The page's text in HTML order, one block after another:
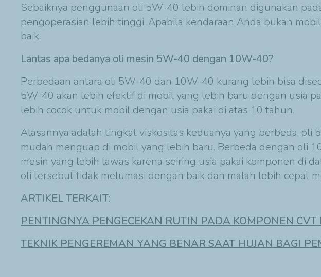
Sebaiknya penggunaan oli 5W-40 lebih dominan digunakan
pengoperasian lebih tinggi. Apabila kendaraan Anda bukan
baik.
Lantas apa bedanya oli mesin 5W-40 dengan 10W-40?
Perbedaan antara oli 5W-40 dan 10W-40 kurang lebih bisa
5W-40 akan lebih efektif di mobil yang lebih baru dengan usia
lebih cocok untuk mobil dengan usia pakai di atas 10 tahun.
Alasannya adalah tingkat viskositas keduanya yang berbeda,
mudah menguap di mobil yang lebih baru. Berbeda dengan oli
mesin yang lebih lawas karena seiring usia pakai komponen di
oli tersebut tidak melumasi dengan baik dan malah lebih cepat
ARTIKEL TERKAIT:
PENTINGNYA PENGECEKAN RUTIN PADA KOMPONEN CVT
TEKNIK PENGEREMAN YANG BENAR SAAT HUJAN BAGI